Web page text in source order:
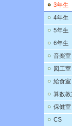
3年生
4年生
5年生
6年生
音楽室
図工室
給食室
算数
保健室
CS